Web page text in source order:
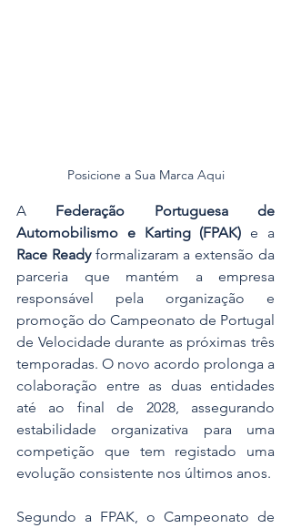
Posicione a Sua Marca Aqui
A Federação Portuguesa de
Automobilismo e Karting (FPAK)
Race Ready formalizaram a extensão da
parceria que mantém a empresa
responsável pela organização e
promoção do Campeonato de Portugal
de Velocidade durante as próximas três
temporadas. O novo acordo prolonga a
colaboração entre as duas entidades
até ao final de 2028, assegurando
estabilidade organizativa para uma
competição que tem registado uma
evolução consistente nos últimos anos.
Segundo a FPAK, o Campeonato de